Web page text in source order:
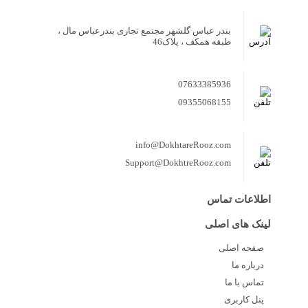
بندر عباس گلشهر مجتمع تجاری بندرعباس مال ،
طبقه همکف ، پلاک46
07633385936
09355068155
info@DokhtareRooz.com
Support@DokhtreRooz.com
اطلاعات تماس
لینک های اصلی
صفحه اصلی
درباره ما
تماس با ما
پنل کاربری